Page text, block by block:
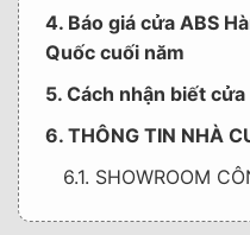
4. Báo giá cửa ABS
Quốc cuối năm
5. Cách nhận biết
6. THÔNG TIN NHÀ
6.1. SHOWROOM